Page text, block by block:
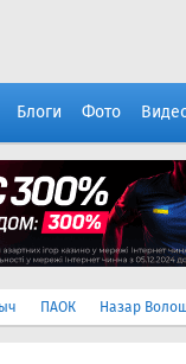
Блоги Фото
ПАОК Назар